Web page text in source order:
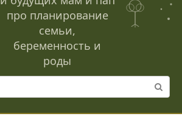
про планирование
семьи,
беременность и
роды